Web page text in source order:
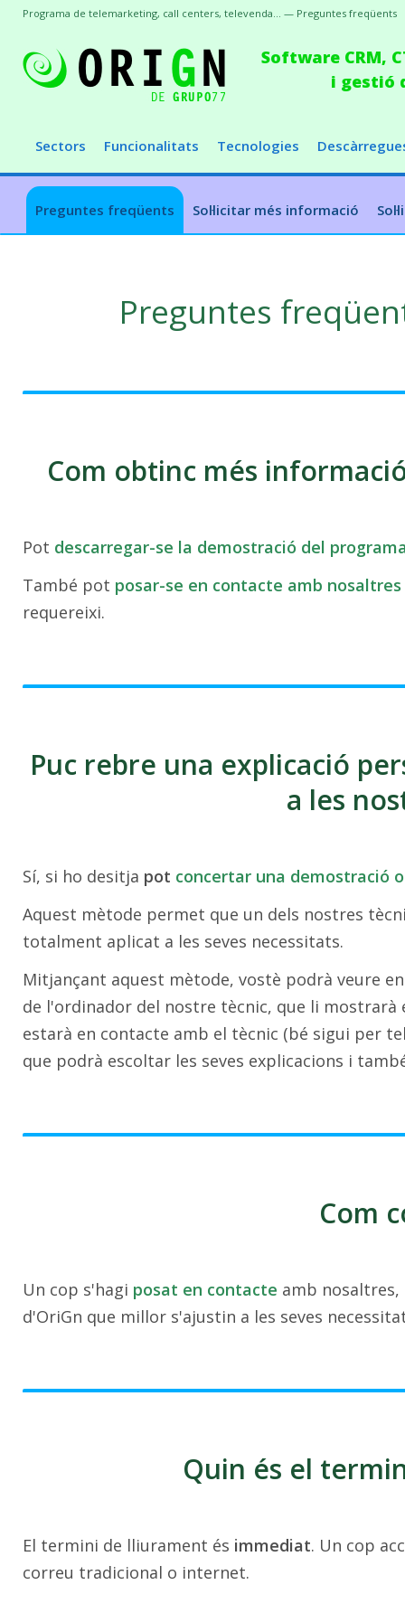
Software CRM,
i gestió
Sectors Funcionalitats Tecnologies
Preguntes freqüents Sol·licitar més informació
Programa de telemarketing, call centers, televenda... — Preguntes freqüents
Preguntes
Com obtinc més
Pot descarregar-se la demostració del
També pot posar-se en contacte amb nosaltres
requereixi.
Puc rebre una explicació
a les
Sí, si ho desitja pot concertar una demostració
Aquest mètode permet que un dels nostres
totalment aplicat a les seves necessitats.
Mitjançant aquest mètode, vostè podrà veure
de l'ordinador del nostre tècnic, que li
estarà en contacte amb el tècnic (bé sigui per
que podrà escoltar les seves explicacions i
Com
Un cop s'hagi posat en contacte amb
d'OriGn que millor s'ajustin a les seves
Quin és el
El termini de lliurament és immediat. Un cop
correu tradicional o internet.